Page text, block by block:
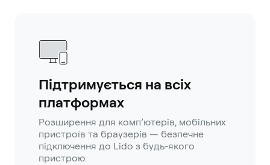
Підтримується на всіх
платформах
Розширення для комп’ютерів, мобільних
пристроїв та браузерів — безпечне
підключення до Lido з будь-якого
пристрою.